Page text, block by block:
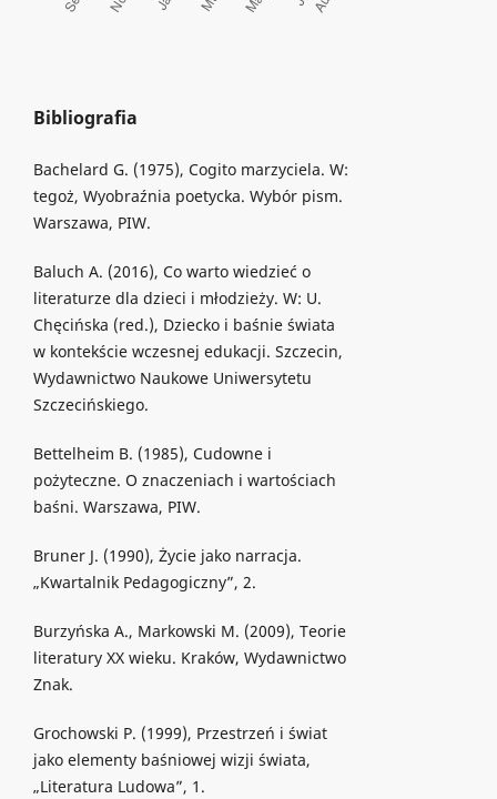
Bibliografia
Bachelard G. (1975), Cogito marzyciela. W:
tegoż, Wyobraźnia poetycka. Wybór pism.
Warszawa, PIW.
Baluch A. (2016), Co warto wiedzieć o
literaturze dla dzieci i młodzieży. W: U.
Chęcińska (red.), Dziecko i baśnie świata
w kontekście wczesnej edukacji. Szczecin,
Wydawnictwo Naukowe Uniwersytetu
Szczecińskiego.
Bettelheim B. (1985), Cudowne i
pożyteczne. O znaczeniach i wartościach
baśni. Warszawa, PIW.
Bruner J. (1990), Życie jako narracja.
„Kwartalnik Pedagogiczny”, 2.
Burzyńska A., Markowski M. (2009), Teorie
literatury XX wieku. Kraków, Wydawnictwo
Znak.
Grochowski P. (1999), Przestrzeń i świat
jako elementy baśniowej wizji świata,
„Literatura Ludowa”, 1.